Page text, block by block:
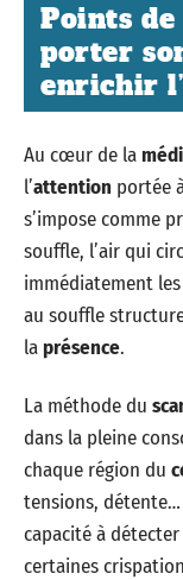
Points
porter
enrichir
Au cœur de la
l’attention portée
s’impose comme
souffle, l’air qui
immédiatement
au souffle
laprésence.
La méthode du
dans la pleine
chaque région du
tensions, détente…
capacité à
certaines